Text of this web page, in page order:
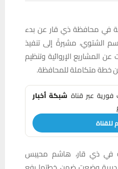
في محافظة ذي قار عن بدء
الشتوي، مشيرةً إلى تنفيذ
المشاريع الإروائية وتنظيم
خطة متكاملة للمحافظة.
فورية عبر قناة شبكة أخبار
للقناة
في ذي قار، هاشم محيبس